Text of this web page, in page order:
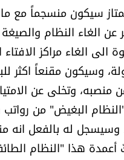
سيكون منسجماً مع
الغاء النظام والصيغة
الى الغاء مراكز
وسيكون مقنعاً اكثر
منصبه، وتخلى عن
البغيض" من رواتب
وسيسجل له بالفعل انه
أعمدة هذا "النظام